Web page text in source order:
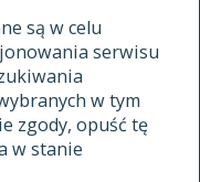
są w celu
serwisu
w tym
zgody, opuść tę
w stanie